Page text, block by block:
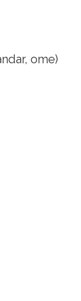
ome)